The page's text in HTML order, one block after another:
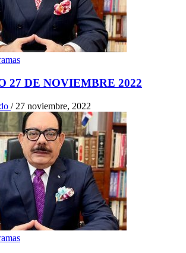
27 DE NOVIEMBRE 2022
/ 27 noviembre, 2022